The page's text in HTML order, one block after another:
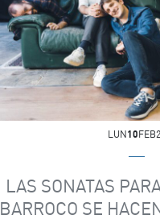
LUN10
LAS SONATAS
BARROCO SE